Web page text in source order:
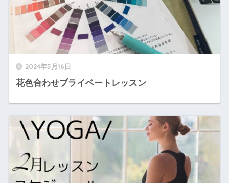
2024年5月16日
花色合わせプライベートレッスン